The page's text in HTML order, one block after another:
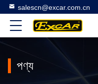
salescn@excar.com.cn
পণ্য